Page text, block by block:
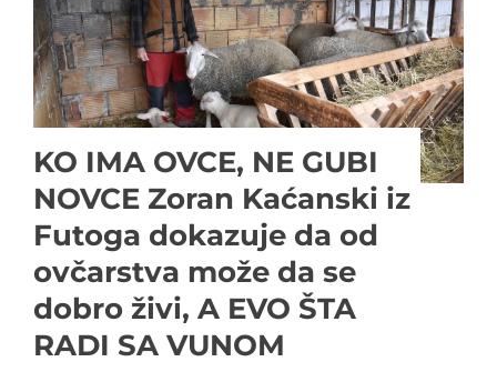
KO IMA OVCE, NE GUBI
NOVCE Zoran Kaćanski iz
Futoga dokazuje da od
ovčarstva može da se
dobro živi, A EVO ŠTA
RADI SA VUNOM